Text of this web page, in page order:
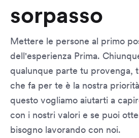
sorpasso
Mettere le persone al primo
dell'esperienza Prima.
qualunque parte tu provenga,
che fa per te è la nostra
questo vogliamo aiutarti a
con i nostri valori e se puoi
bisogno lavorando con noi.